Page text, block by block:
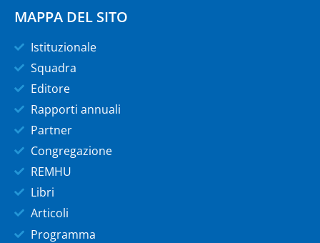
MAPPA DEL SITO
Istituzionale
Squadra
Editore
Rapporti annuali
Partner
Congregazione
REMHU
Libri
Articoli
Programma